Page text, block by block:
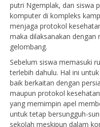
putri Ngemplak, dan siswa
komputer di kompleks
menjaga protokol
maka dilaksanakan
gelombang.
Sebelum siswa memasuki
terlebih dahulu. Hal ini
baik berkaitan dengan
maupun protokol
yang memimpin apel
untuk tetap bersungguh-
sekolah meskipun dalam